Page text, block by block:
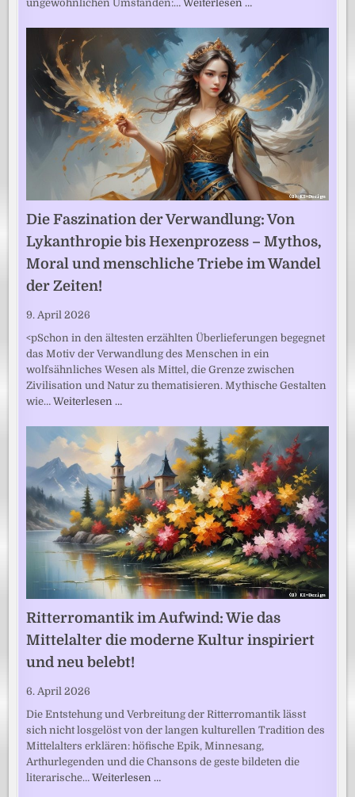
ungewöhnlichen Umständen:…Weiterlesen …
Die Faszination der Verwandlung: Von
Lykanthropie bis Hexenprozess – Mythos,
Moral und menschliche Triebe im Wandel
der Zeiten!
9. April 2026
<pSchon in den ältesten erzählten Überlieferungen begegnet
das Motiv der Verwandlung des Menschen in ein
wolfsähnliches Wesen als Mittel, die Grenze zwischen
Zivilisation und Natur zu thematisieren. Mythische Gestalten
wie…Weiterlesen …
Ritterromantik im Aufwind: Wie das
Mittelalter die moderne Kultur inspiriert
und neu belebt!
6. April 2026
Die Entstehung und Verbreitung der Ritterromantik lässt
sich nicht losgelöst von der langen kulturellen Tradition des
Mittelalters erklären: höfische Epik, Minnesang,
Arthurlegenden und die Chansons de geste bildeten die
literarische…Weiterlesen …